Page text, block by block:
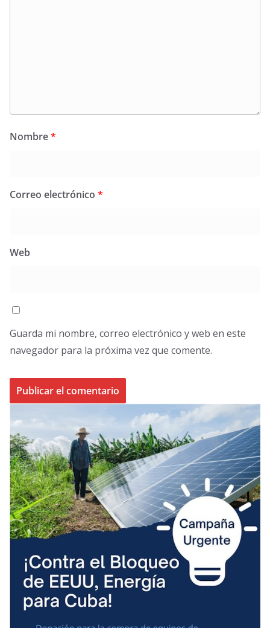
Nombre*
Correo electrónico *
Web
Guarda mi nombre, correo electrónico y web en este
navegador para la próxima vez que comente.